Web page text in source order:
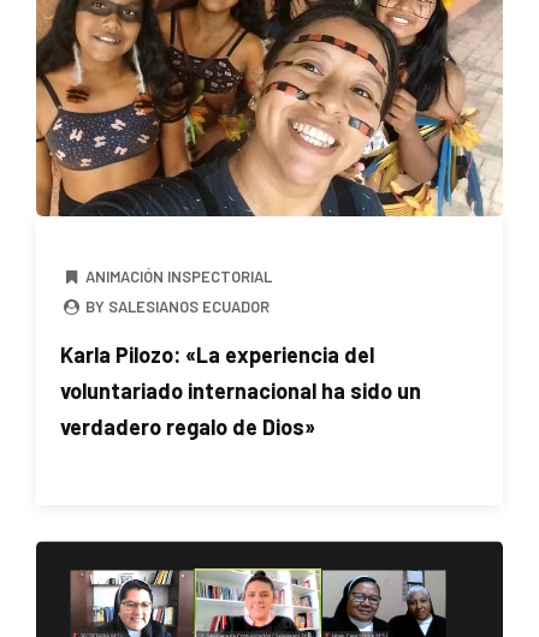
ANIMACIÓN INSPECTORIAL
BY SALESIANOS ECUADOR
Karla Pilozo: «La experiencia del
voluntariado internacional ha sido un
verdadero regalo de Dios»